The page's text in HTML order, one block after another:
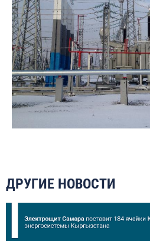
ДРУГИЕ НОВОСТИ